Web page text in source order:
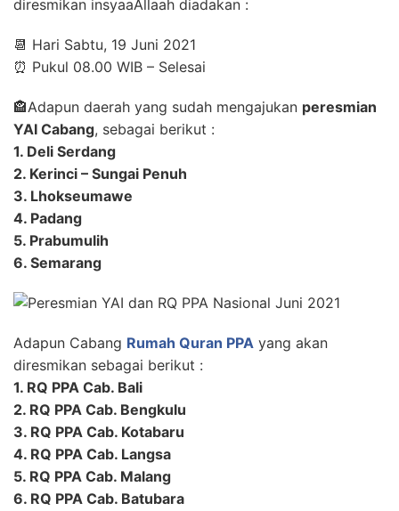
diresmikan insyaaAllaah diadakan :
📆 Hari Sabtu, 19 Juni 2021
⏰ Pukul 08.00 WIB – Selesai
🏤Adapun daerah yang sudah mengajukan peresmian
YAI Cabang, sebagai berikut :
1. Deli Serdang
2. Kerinci – Sungai Penuh
3. Lhokseumawe
4. Padang
5. Prabumulih
6. Semarang
Adapun Cabang Rumah Quran PPA yang akan
diresmikan sebagai berikut :
1. RQ PPA Cab. Bali
2. RQ PPA Cab. Bengkulu
3. RQ PPA Cab. Kotabaru
4. RQ PPA Cab. Langsa
5. RQ PPA Cab. Malang
6. RQ PPA Cab. Batubara